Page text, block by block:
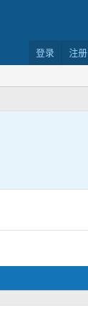
登录 注册